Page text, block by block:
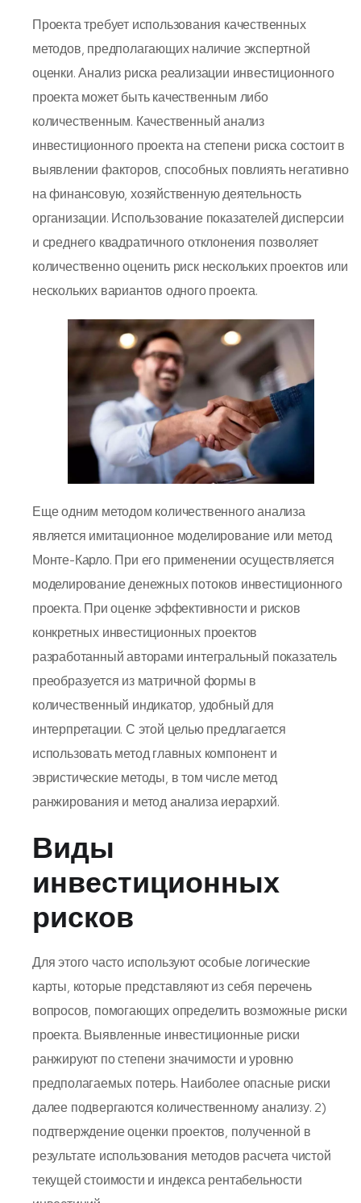
Проекта требует использования качественных
методов, предполагающих наличие экспертной
оценки. Анализ риска реализации инвестиционного
проекта может быть качественным либо
количественным. Качественный анализ
инвестиционного проекта на степени риска состоит в
выявлении факторов, способных повлиять негативно
на финансовую, хозяйственную деятельность
организации. Использование показателей дисперсии
и среднего квадратичного отклонения позволяет
количественно оценить риск нескольких проектов или
нескольких вариантов одного проекта.
Еще одним методом количественного анализа
является имитационное моделирование или метод
Монте-Карло. При его применении осуществляется
моделирование денежных потоков инвестиционного
проекта. При оценке эффективности и рисков
конкретных инвестиционных проектов
разработанный авторами интегральный показатель
преобразуется из матричной формы в
количественный индикатор, удобный для
интерпретации. С этой целью предлагается
использовать метод главных компонент и
эвристические методы, в том числе метод
ранжирования и метод анализа иерархий.
Виды
инвестиционных
рисков
Для этого часто используют особые логические
карты, которые представляют из себя перечень
вопросов, помогающих определить возможные риски
проекта. Выявленные инвестиционные риски
ранжируют по степени значимости и уровню
предполагаемых потерь. Наиболее опасные риски
далее подвергаются количественному анализу. 2)
подтверждение оценки проектов, полученной в
результате использования методов расчета чистой
текущей стоимости и индекса рентабельности